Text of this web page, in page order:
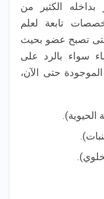
بداخله الكثير من
تابعة لعلم
حتى تصبح عضو بحيث
سواء بالرد على
الموجودة حتى الآن،